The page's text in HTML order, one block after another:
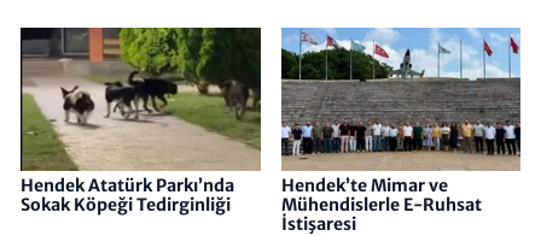
Hendek Atatürk Parkı’nda
Sokak Köpeği Tedirginliği
Hendek’te Mimar ve
Mühendislerle E-Ruhsat
İstişaresi